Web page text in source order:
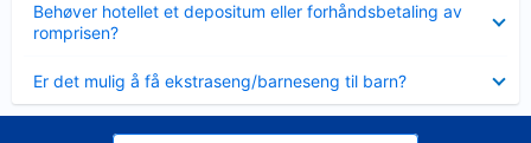
Behøver hotellet et depositum eller forhåndsbetaling av
romprisen?
mindre
Er det mulig å få ekstraseng/barneseng til barn?
mindre